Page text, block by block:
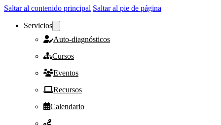
Saltar al contenido principal Saltar al pie de página
Servicios
Auto-diagnósticos
Cursos
Eventos
Recursos
Calendario